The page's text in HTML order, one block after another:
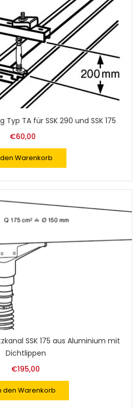
Typ TA für SSK 290 und SSK 175
€60,00
Warenkorb
SSK 175 aus Aluminium mit
Dichtlippen
€195,00
den Warenkorb